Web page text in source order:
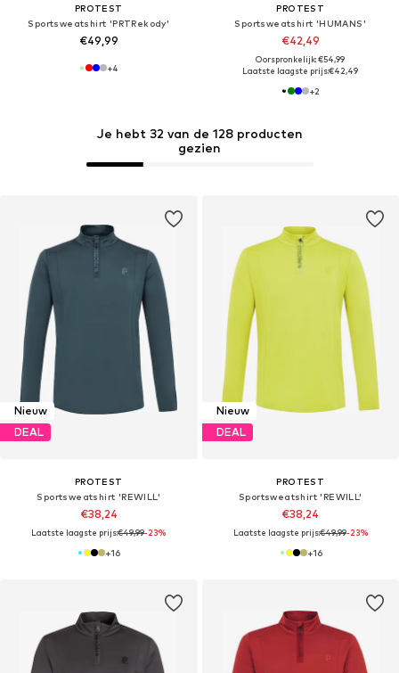
PROTEST
Sportsweatshirt 'PRTRekody'
€49,99
+4
PROTEST
Sportsweatshirt 'HUMANS'
€42,49
Oorspronkelijk: €54,99
Laatste laagste prijs:€42,49
+2
Nieuw
DEAL
PROTEST
Sportsweatshirt 'REWILL'
€38,24
Laatste laagste prijs:€49,99-23%
+16
Je hebt 32 van de 128 producten
gezien
Nieuw
DEAL
PROTEST
Sportsweatshirt 'REWILL'
€38,24
Laatste laagste prijs:€49,99-23%
+16